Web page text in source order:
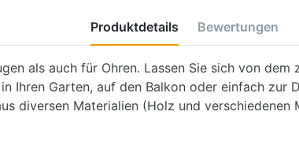
Produktdetails Bewertungen
als auch für Ohren. Lassen Sie sich von
Ihren Garten, auf den Balkon oder einfach zur
diversen Materialien (Holz und verschiedenen